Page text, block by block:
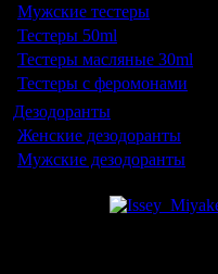
Мужские тестеры
Тестеры 50ml
Тестеры масляные 30ml
Тестеры с феромонами
Дезодоранты
Женские дезодоранты
Мужские дезодоранты